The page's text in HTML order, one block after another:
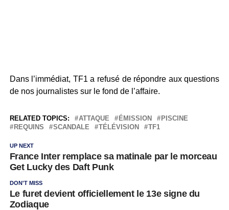
Dans l’immédiat, TF1 a refusé de répondre aux questions
de nos journalistes sur le fond de l’affaire.
RELATED TOPICS: ATTAQUE ÉMISSION
PISCINE
REQUINS
SCANDALE TÉLÉVISION TF1
UP NEXT
France Inter remplace sa matinale par le morceau
Get Lucky des Daft Punk
DON'T MISS
Le furet devient officiellement le 13e signe du
Zodiaque